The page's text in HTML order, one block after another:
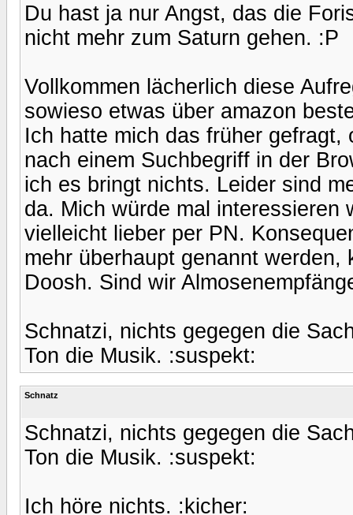
Du hast ja nur Angst, das die
nicht mehr zum Saturn gehen. :P
Vollkommen lächerlich diese
sowieso etwas über amazon
Ich hatte mich das früher
nach einem Suchbegriff in der
ich es bringt nichts. Leider sind
da. Mich würde mal interessieren
vielleicht lieber per PN.
mehr überhaupt genannt
Doosh. Sind wir
Schnatzi, nichts gegegen die
Ton die Musik. :suspekt:
Schnatz
Schnatzi, nichts gegegen die
Ton die Musik. :suspekt:
Ich höre nichts. :kicher: